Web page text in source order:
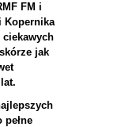
FM i
Kopernika
ciekawych
jak